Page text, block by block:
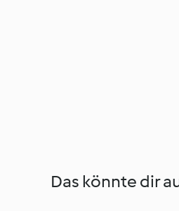
Das könnte dir